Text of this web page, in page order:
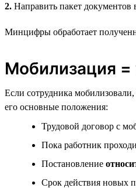
2. Направить пакет
Минцифры обработает
Мобилизация =
Если сотрудника
его основные положения:
Трудовой договор с
Пока работник
Постановление
Срок действия новых